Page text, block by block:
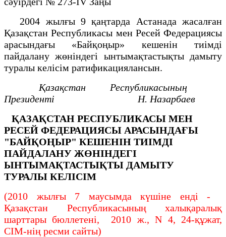
2004 жылғы 9 қаңтарда Астанада жасалған
Қазақстан Республикасы мен Ресей Федерациясы
арасындағы «Байқоңыр» кешенін тиімді
пайдалану жөніндегі ынтымақтастықты дамыту
туралы келісім ратификациялансын.
Қазақстан Республикасының
Президенті Н. Назарбаев
ҚАЗАҚСТАН РЕСПУБЛИКАСЫ МЕН
РЕСЕЙ ФЕДЕРАЦИЯСЫ АРАСЫНДАҒЫ
"БАЙҚОҢЫР" КЕШЕНІН ТИІМДІ
ПАЙДАЛАНУ ЖӨНІНДЕГІ
ЫНТЫМАҚТАСТЫҚТЫ ДАМЫТУ
ТУРАЛЫ КЕЛІСІМ
(2010 жылғы 7 маусымда күшіне енді -
Қазақстан Республикасының халықаралық
шарттары бюллетені, 2010 ж., N 4, 24-құжат,
СІМ-нің ресми сайты)